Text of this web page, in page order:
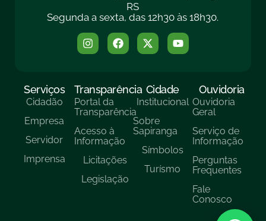
RS
Segunda a sexta, das 12h30 às 18h30.
Serviços
Cidadão
Empresa
Servidor
Imprensa
Transparência
Portal da
Transparência
Acesso à
Informação
Licitações
Legislação
Cidade
Institucional
Sobre
Sapiranga
Símbolos
Turísmo
Ouvidoria
Ouvidoria
Geral
Serviço de
Informação
Perguntas
Frequentes
Fale
Conosco